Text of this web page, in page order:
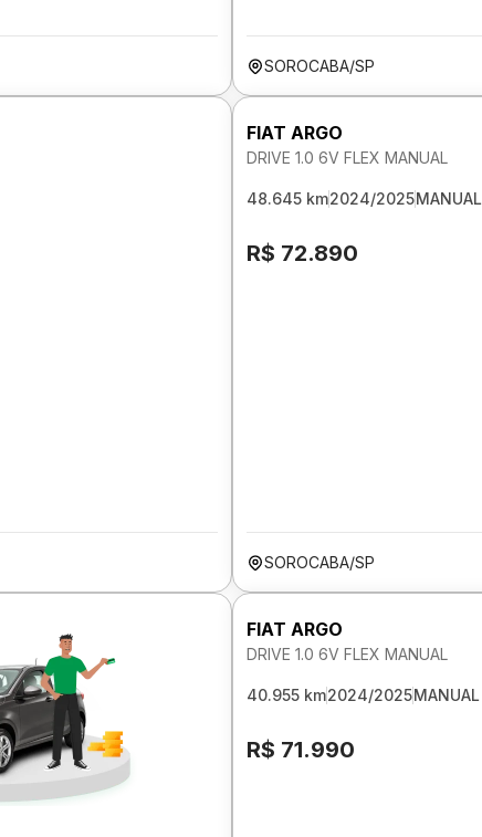
SOROCABA/SP
FIAT ARGO
DRIVE 1.0 6V FLEX MANUAL
48.645 km2024/2025MANUAL
R$ 72.890
SOROCABA/SP
FIAT ARGO
DRIVE 1.0 6V FLEX MANUAL
40.955 km2024/2025MANUAL
R$ 71.990